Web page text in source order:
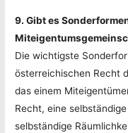
9. Gibt es
Die wichtigste
österreichischen Recht
das einem
Recht, eine
selbständige